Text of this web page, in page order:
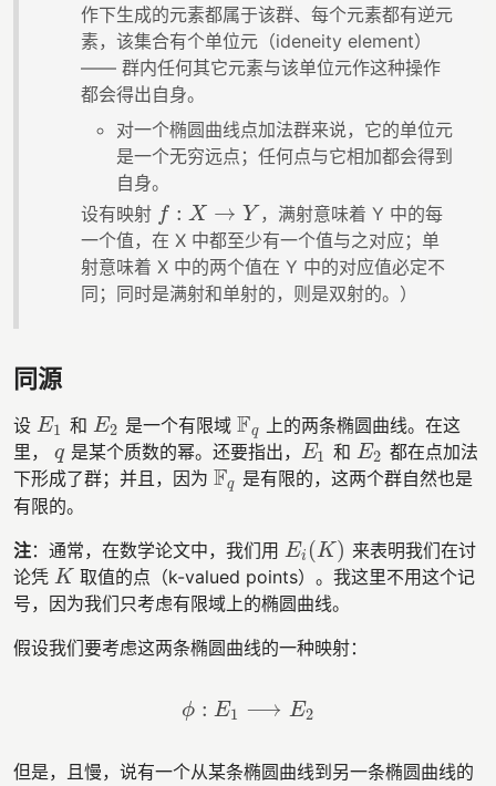
作下生成的元素都属于该群、每个元素都有逆元
素，该集合有个单位元（ideneity element）
—— 群内任何其它元素与该单位元作这种操作
都会得出自身。
对一个椭圆曲线点加法群来说，它的单位元
是一个无穷远点；任何点与它相加都会得到
自身。
设有映射 f : X → Y
f:X→Y
，满射意味着 Y 中的每
一个值，在 X 中都至少有一个值与之对应；单
射意味着 X 中的两个值在 Y 中的对应值必定不
同；同时是满射和单射的，则是双射的。）
同源
设 E1
E1 和 E2
E2 是一个有限域Fq
Fq
上的两条椭圆曲线。在这
里， q
q是某个质数的幂。还要指出， E1
E1 和E2
E2 都在点加法
下形成了群；并且，因为 Fq
Fq 是有限的，这两个群自然也是
有限的。
注：通常，在数学论文中，我们用 Ei (K )
Ei( K)
来表明我们在讨
论凭 K
K
取值的点（k-valued points）。我这里不用这个记
号，因为我们只考虑有限域上的椭圆曲线。
假设我们要考虑这两条椭圆曲线的一种映射：
ϕ : E1 ⟶ E2
ϕ:E1 ⟶E2
但是，且慢，说有一个从某条椭圆曲线到另一条椭圆曲线的